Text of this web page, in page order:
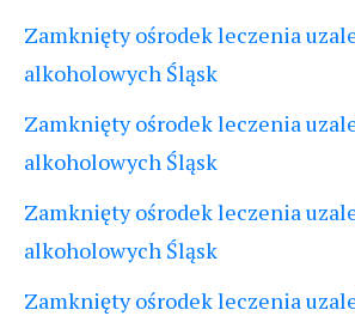
Zamknięty ośrodek leczenia
alkoholowych Śląsk
Zamknięty ośrodek leczenia
alkoholowych Śląsk
Zamknięty ośrodek leczenia
alkoholowych Śląsk
Zamknięty ośrodek leczenia